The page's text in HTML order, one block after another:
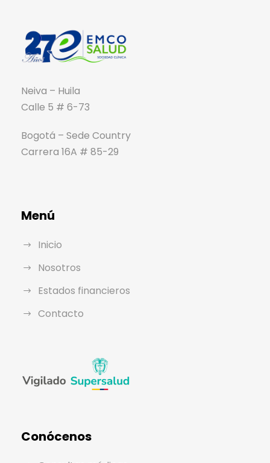
Neiva – Huila
Calle 5 # 6-73
Bogotá – Sede Country
Carrera 16A # 85-29
Menú
Inicio
Nosotros
Estados financieros
Contacto
Conócenos